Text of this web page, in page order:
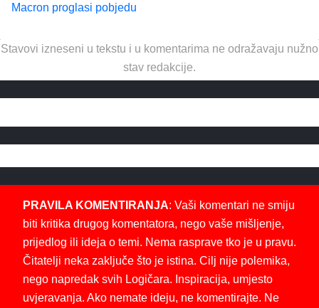
Macron proglasi pobjedu
Stavovi izneseni u tekstu i u komentarima ne odražavaju nužno
stav redakcije.
PRAVILA KOMENTIRANJA: Vaši komentari ne smiju
biti kritika drugog komentatora, nego vaše mišljenje,
prijedlog ili ideja o temi. Nema rasprave tko je u pravu.
Čitatelji neka zaključe što je istina. Cilj nije polemika,
nego napredak svih Logičara. Inspiracija, umjesto
uvjeravanja. Ako nemate ideju, ne komentirajte. Ne